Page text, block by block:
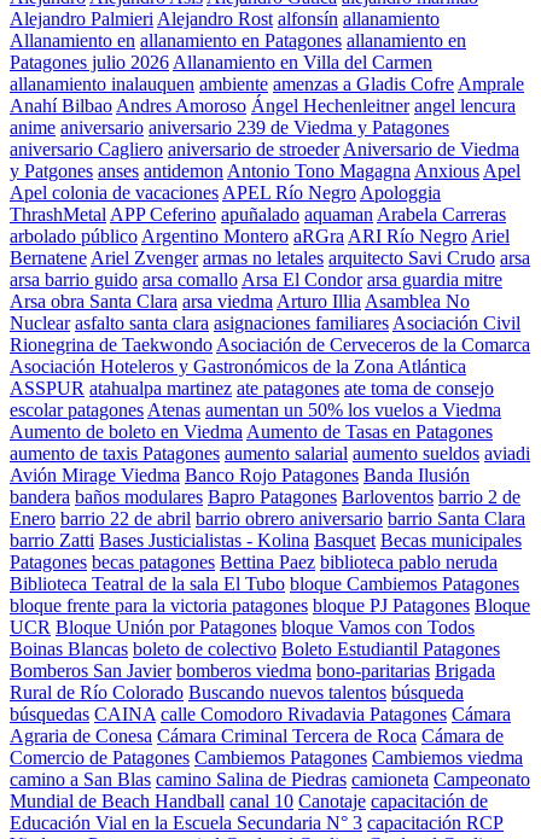
Alejandro Palmieri Alejandro Rost alfonsín allanamiento
Allanamiento en allanamiento en Patagones allanamiento en
Patagones julio 2026 Allanamiento en Villa del Carmen
allanamiento inalauquen ambiente amenzas a Gladis Cofre Amprale
Anahí Bilbao Andres Amoroso Ángel Hechenleitner angel lencura
anime aniversario aniversario 239 de Viedma y Patagones
aniversario Cagliero aniversario de stroeder Aniversario de Viedma
y Patgones anses antidemon Antonio Tono Magagna Anxious Apel
Apel colonia de vacaciones APEL Río Negro Apologgia
ThrashMetal APP Ceferino apuñalado aquaman Arabela Carreras
arbolado público Argentino Montero aRGra ARI Río Negro Ariel
Bernatene Ariel Zvenger armas no letales arquitecto Savi Crudo arsa
arsa barrio guido arsa comallo Arsa El Condor arsa guardia mitre
Arsa obra Santa Clara arsa viedma Arturo Illia Asamblea No
Nuclear asfalto santa clara asignaciones familiares Asociación Civil
Rionegrina de Taekwondo Asociación de Cerveceros de la Comarca
Asociación Hoteleros y Gastronómicos de la Zona Atlántica
ASSPUR atahualpa martinez ate patagones ate toma de consejo
escolar patagones Atenas aumentan un 50% los vuelos a Viedma
Aumento de boleto en Viedma Aumento de Tasas en Patagones
aumento de taxis Patagones aumento salarial aumento sueldos aviadi
Avión Mirage Viedma Banco Rojo Patagones Banda Ilusión
bandera baños modulares Bapro Patagones Barloventos barrio 2 de
Enero barrio 22 de abril barrio obrero aniversario barrio Santa Clara
barrio Zatti Bases Justicialistas - Kolina Basquet Becas municipales
Patagones becas patagones Bettina Paez biblioteca pablo neruda
Biblioteca Teatral de la sala El Tubo bloque Cambiemos Patagones
bloque frente para la victoria patagones bloque PJ Patagones Bloque
UCR Bloque Unión por Patagones bloque Vamos con Todos
Boinas Blancas boleto de colectivo Boleto Estudiantil Patagones
Bomberos San Javier bomberos viedma bono-paritarias Brigada
Rural de Río Colorado Buscando nuevos talentos búsqueda
búsquedas CAINA calle Comodoro Rivadavia Patagones Cámara
Agraria de Conesa Cámara Criminal Tercera de Roca Cámara de
Comercio de Patagones Cambiemos Patagones Cambiemos viedma
camino a San Blas camino Salina de Piedras camioneta Campeonato
Mundial de Beach Handball canal 10 Canotaje capacitación de
Educación Vial en la Escuela Secundaria N° 3 capacitación RCP